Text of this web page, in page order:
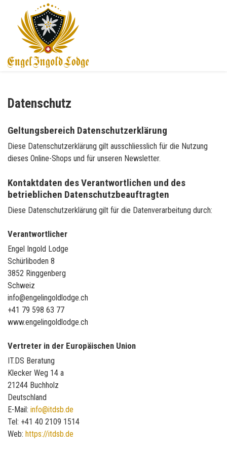
Datenschutz
Geltungsbereich Datenschutzerklärung
Diese Datenschutzerklärung gilt ausschliesslich für die Nutzung
dieses Online-Shops und für unseren Newsletter.
Kontaktdaten des Verantwortlichen und des
betrieblichen Datenschutzbeauftragten
Diese Datenschutzerklärung gilt für die Datenverarbeitung durch:
Verantwortlicher
Engel Ingold Lodge
Schürliboden 8
3852 Ringgenberg
Schweiz
info@engelingoldlodge.ch
+41 79 598 63 77
www.engelingoldlodge.ch
Vertreter in der Europäischen Union
IT.DS Beratung
Klecker Weg 14 a
21244 Buchholz
Deutschland
E-Mail: info@itdsb.de
Tel: +41 40 2109 1514
Web: https://itdsb.de